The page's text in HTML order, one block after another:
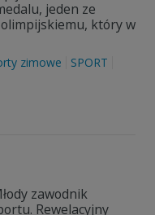
jeden ze
który w
zimowe SPORT
zawodnik
Rewelacyjny